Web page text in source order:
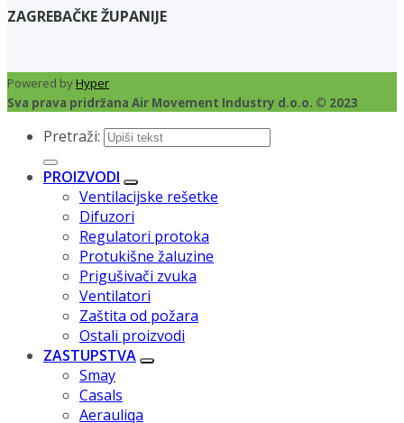
ZAGREBAČKE ŽUPANIJE
Powered byHyper
Sva prava pridržana Air Movement Industry d.o.o. © 2023
Pretraži:
PROIZVODI
Ventilacijske rešetke
Difuzori
Regulatori protoka
Protukišne žaluzine
Prigušivači zvuka
Ventilatori
Zaštita od požara
Ostali proizvodi
ZASTUPSTVA
Smay
Casals
Aerauliqa